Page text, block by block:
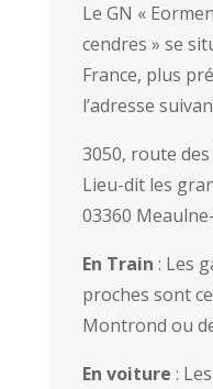
Le GN «
cendres » se
France, plus
l’adresse
3050, route
Lieu-dit les
03360
En Train : Les
proches sont
Montrond ou
En voiture :